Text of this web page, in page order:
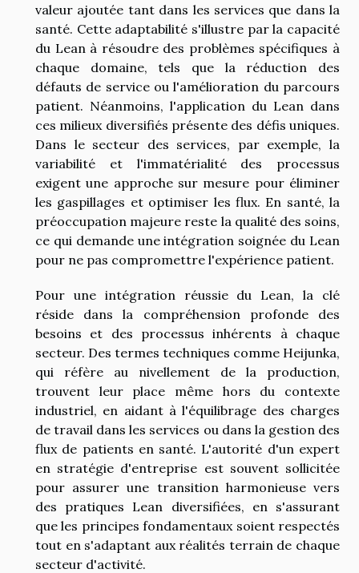
valeur ajoutée tant dans les services que dans la
santé. Cette adaptabilité s'illustre par la capacité
du Lean à résoudre des problèmes spécifiques à
chaque domaine, tels que la réduction des
défauts de service ou l'amélioration du parcours
patient. Néanmoins, l'application du Lean dans
ces milieux diversifiés présente des défis uniques.
Dans le secteur des services, par exemple, la
variabilité et l'immatérialité des processus
exigent une approche sur mesure pour éliminer
les gaspillages et optimiser les flux. En santé, la
préoccupation majeure reste la qualité des soins,
ce qui demande une intégration soignée du Lean
pour ne pas compromettre l'expérience patient.
Pour une intégration réussie du Lean, la clé
réside dans la compréhension profonde des
besoins et des processus inhérents à chaque
secteur. Des termes techniques comme Heijunka,
qui réfère au nivellement de la production,
trouvent leur place même hors du contexte
industriel, en aidant à l'équilibrage des charges
de travail dans les services ou dans la gestion des
flux de patients en santé. L'autorité d'un expert
en stratégie d'entreprise est souvent sollicitée
pour assurer une transition harmonieuse vers
des pratiques Lean diversifiées, en s'assurant
que les principes fondamentaux soient respectés
tout en s'adaptant aux réalités terrain de chaque
secteur d'activité.